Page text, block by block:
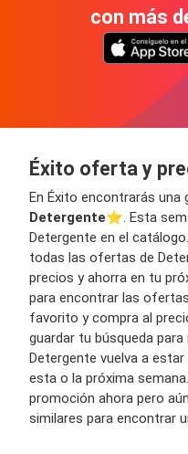
con más
Éxito oferta y
En Éxito encontrarás una
Detergente⭐️. Esta
Detergente en el
todas las ofertas de
precios y ahorra en tu
para encontrar las
favorito y compra al
guardar tu búsqueda
Detergente vuelva a
esta o la próxima
promoción ahora pero
similares para encontrar